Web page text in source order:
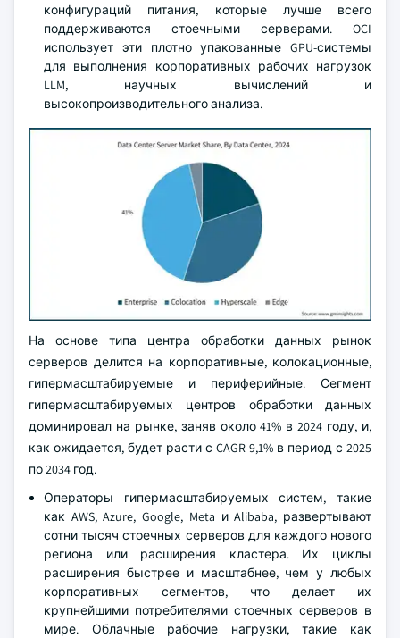
конфигураций питания, которые лучше всего
поддерживаются стоечными серверами. OCI
использует эти плотно упакованные GPU-системы
для выполнения корпоративных рабочих нагрузок
LLM, научных вычислений и
высокопроизводительного анализа.
На основе типа центра обработки данных рынок
серверов делится на корпоративные, колокационные,
гипермасштабируемые и периферийные. Сегмент
гипермасштабируемых центров обработки данных
доминировал на рынке, заняв около 41% в 2024 году, и,
как ожидается, будет расти с CAGR 9,1% в период с 2025
по 2034 год.
Операторы гипермасштабируемых систем, такие
как AWS, Azure, Google, Meta и Alibaba, развертывают
сотни тысяч стоечных серверов для каждого нового
региона или расширения кластера. Их циклы
расширения быстрее и масштабнее, чем у любых
корпоративных сегментов, что делает их
крупнейшими потребителями стоечных серверов в
мире. Облачные рабочие нагрузки, такие как